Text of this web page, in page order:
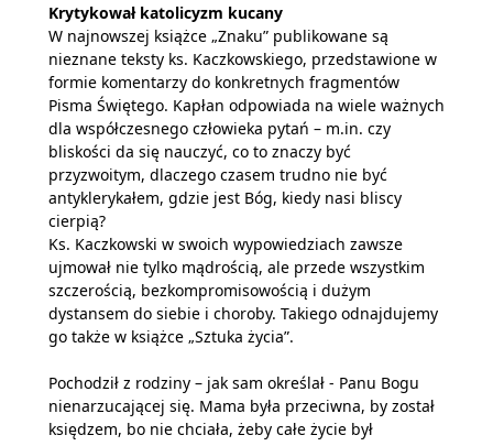
Krytykował katolicyzm kucany
W najnowszej książce „Znaku” publikowane są
nieznane teksty ks. Kaczkowskiego, przedstawione w
formie komentarzy do konkretnych fragmentów
Pisma Świętego. Kapłan odpowiada na wiele ważnych
dla współczesnego człowieka pytań – m.in. czy
bliskości da się nauczyć, co to znaczy być
przyzwoitym, dlaczego czasem trudno nie być
antyklerykałem, gdzie jest Bóg, kiedy nasi bliscy
cierpią?
Ks. Kaczkowski w swoich wypowiedziach zawsze
ujmował nie tylko mądrością, ale przede wszystkim
szczerością, bezkompromisowością i dużym
dystansem do siebie i choroby. Takiego odnajdujemy
go także w książce „Sztuka życia”.
Pochodził z rodziny – jak sam określał - Panu Bogu
nienarzucającej się. Mama była przeciwna, by został
księdzem, bo nie chciała, żeby całe życie był